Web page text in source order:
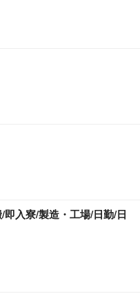
即入寮/製造・工場/日勤/日